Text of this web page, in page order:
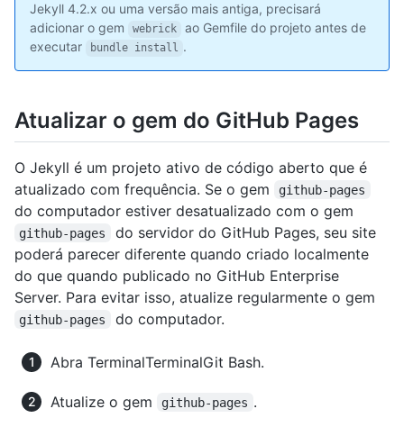
Jekyll 4.2.x ou uma versão mais antiga, precisará
adicionar o gem
webrick
ao Gemfile do projeto antes de
executar
bundle install .
Atualizar o gem do GitHub Pages
O Jekyll é um projeto ativo de código aberto que é
atualizado com frequência. Se o gem
github-pages
do computador estiver desatualizado com o gem
github-pages
do servidor do GitHub Pages, seu site
poderá parecer diferente quando criado localmente
do que quando publicado no GitHub Enterprise
Server. Para evitar isso, atualize regularmente o gem
github-pages do computador.
Abra TerminalTerminalGit Bash.
Atualize o gem github-pages .